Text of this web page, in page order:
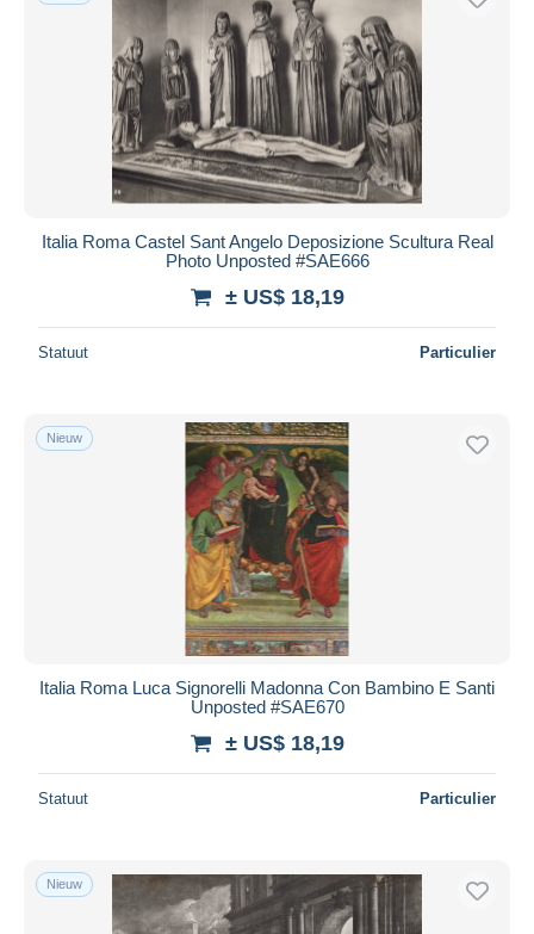
Italia Roma Castel Sant Angelo Deposizione Scultura Real
Photo Unposted #SAE666
± US$ 18,19
Statuut Particulier
Nieuw
Italia Roma Luca Signorelli Madonna Con Bambino E Santi
Unposted #SAE670
± US$ 18,19
Statuut Particulier
Nieuw